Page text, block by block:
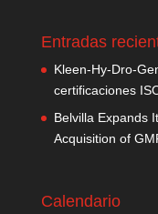
Entradas
Kleen-Hy-Dro-
certificaciones
Belvilla Expands
Acquisition of
Calendario